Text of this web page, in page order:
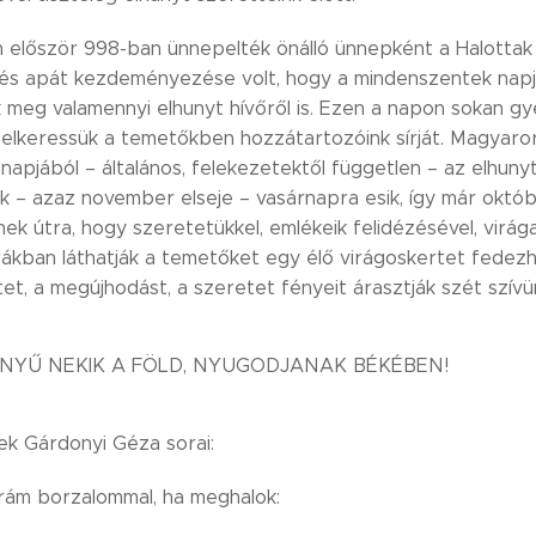
először 998-ban ünnepelték önálló ünnepként a
apát kezdeményezése volt, hogy a mindenszentek
meg valamennyi elhunyt hívőről is. Ezen a napon sokan
a temetőkben hozzátartozóink sírját.
– általános, felekezetektől független – az
– azaz november elseje – vasárnapra esik, így már
útra, hogy szeretetükkel, emlékeik felidézésével,
láthatják a temetőket egy élő virágoskertet
a megújhodást, a szeretet fényeit árasztják szét
NEKIK A FÖLD, NYUGODJANAK BÉKÉBEN!
Gárdonyi Géza sorai:
borzalommal, ha meghalok: